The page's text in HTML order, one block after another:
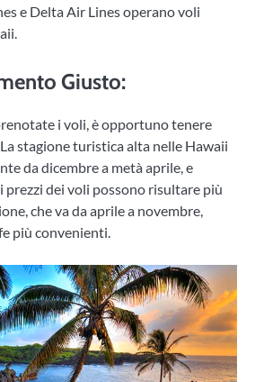
e Delta Air Lines operano voli
Giusto:
i voli, è opportuno tenere
stagione turistica alta nelle Hawaii
da dicembre a metà aprile, e
dei voli possono risultare più
che va da aprile a novembre,
più convenienti.